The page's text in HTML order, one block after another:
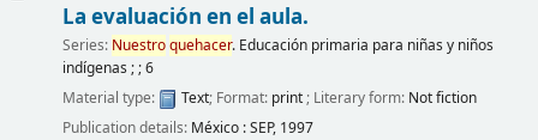
La evaluación en el aula.
Series: Nuestroquehacer. Educación primaria para niñas y niños
indígenas ; ; 6
Material type:
Text; Format: print; Literary form: Not fiction
Publication details: México :SEP, 1997